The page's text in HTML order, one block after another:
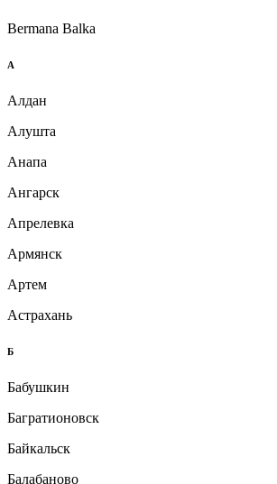
Bermana Balka
А
Алдан
Алушта
Анапа
Ангарск
Апрелевка
Армянск
Артем
Астрахань
Б
Бабушкин
Багратионовск
Байкальск
Балабаново